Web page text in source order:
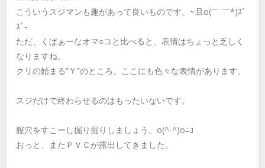
こういうスジマンも趣があって良いものです。~旦o(￣ ￣*)ｽﾞ
ｽﾞ-
ただ、くぱぁーなオマ○コと比べると、表情はちょっと乏しく
なりますね。
クリの始まる”Ｙ”のところ。ここにも色々な表情があります。
スジだけで終わらせるのはもったいないです。
膣穴をすこーし掘り掘りしましょう。o(^-^)oﾆｺ
おっと、またＰＶＣが露出してきました。